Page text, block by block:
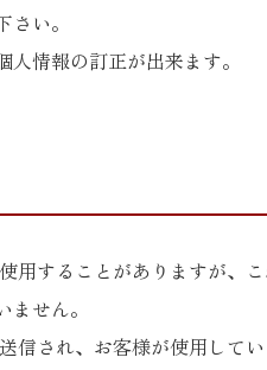
い。
情報の訂正が出来ます。
することがありますが、
せん。
され、お客様が使用してい